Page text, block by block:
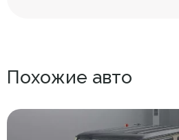
Похожие авто